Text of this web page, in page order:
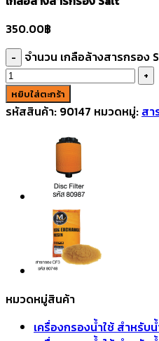
350.00฿
จำนวน เกลือล้างสารกรอง
หยิบใส่ตะกร้า
รหัสสินค้า: 90147 หมวดหมู่: สา
หมวดหมู่สินค้า
เครื่องกรองน้ำใช้ สำหรับ